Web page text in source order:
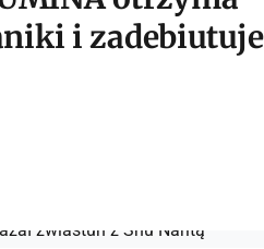
i